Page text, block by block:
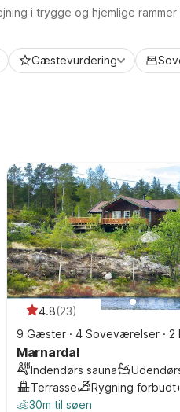
i trygge og hjemlige rammer
Gæstevurdering
4.8(23)
9 Gæster · 4 Soveværelser · 2
Marnardal
Indendørs sauna
Terrasse
Rygning forbudt
30m til søen